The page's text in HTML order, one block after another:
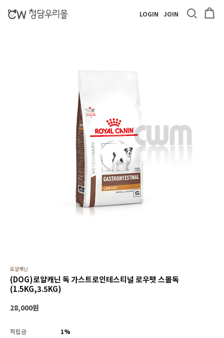
LOGIN JOIN
로얄캐닌
(DOG)로얄캐닌 독 가스트로인테스티널 로우팻 스몰독
(1.5KG,3.5KG)
28,000원
적립금
1%